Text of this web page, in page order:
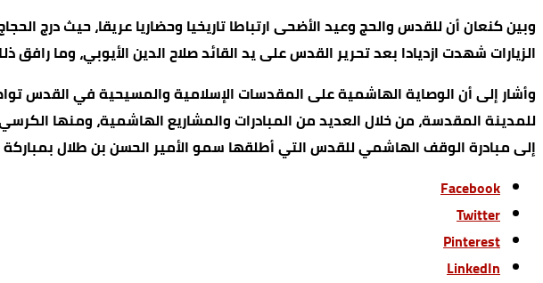
وبين كنعان أن للقدس والحج وعيد الأضحى ارتباطا تاريخيا وحضاريا عريقا، حيث درج
الزيارات شهدت ازديادا بعد تحرير القدس على يد القائد صلاح الدين الأيوبي، وما رافق
وأشار إلى أن الوصاية الهاشمية على المقدسات الإسلامية والمسيحية في القدس
إلى مبادرة الوقف الهاشمي للقدس التي أطلقها سمو الأمير الحسن بن طلال
Facebook
Twitter
Pinterest
LinkedIn